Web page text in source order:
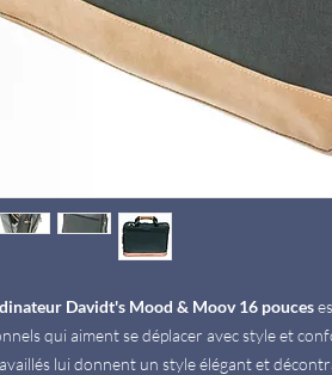
Davidt's Mood & Moov 16 pouces
qui aiment se déplacer avec style et
lui donnent un style élégant et